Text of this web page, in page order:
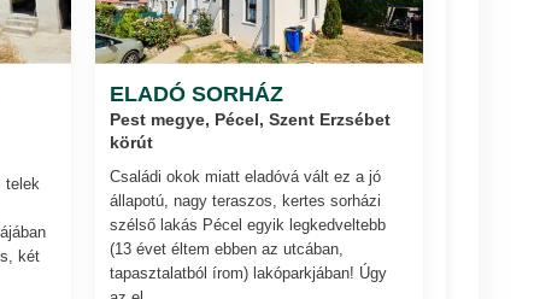
telek
két
ELADÓ SORHÁZ
Pest megye, Pécel, Szent Erzsébet
körút
Családi okok miatt eladóvá vált ez a jó
állapotú, nagy teraszos, kertes sorházi
szélső lakás Pécel egyik legkedveltebb
(13 évet éltem ebben az utcában,
tapasztalatból írom) lakóparkjában! Úgy